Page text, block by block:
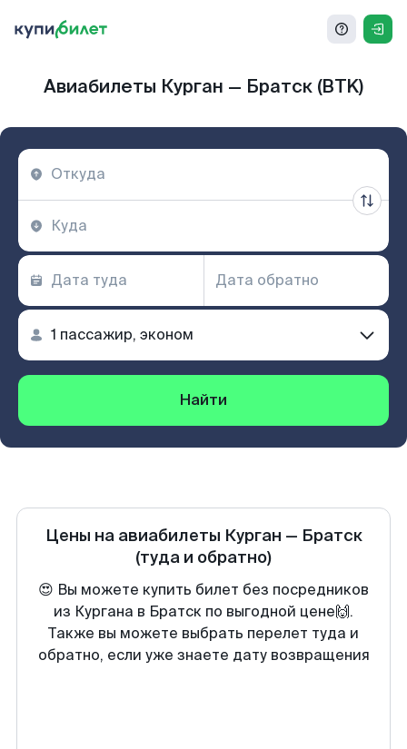
Авиабилеты Курган — Братск (BTK)
Найти
Цены на авиабилеты Курган — Братск
(туда и обратно)
😍 Вы можете купить билет без посредников
из Кургана в Братск по выгодной цене🙌.
Также вы можете выбрать перелет туда и
обратно, если уже знаете дату возвращения